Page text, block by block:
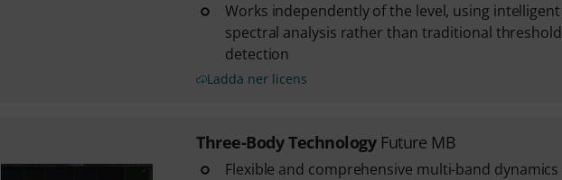
Works independently of the level, using intelligent
spectral analysis rather than traditional threshold
detection
Ladda ner licens
Three-Body Technology Future MB
Flexible and comprehensive multi-band dynamics